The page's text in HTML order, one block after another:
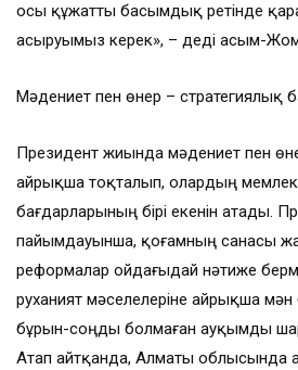
осы құжатты басымдық ретінде
асыруымыз керек», – деді Қасым-
Мәдениет пен өнер – стратегиялық
Президент жиында мәдениет пен
айрықша тоқталып, олардың
бағдарларының бірі екенін атады.
пайымдауынша, қоғамның санасы
реформалар ойдағыдай нәтиже
руханият мәселелеріне айрықша мән
бұрын-соңды болмаған ауқымды
Атап айтқанда, Алматы облысында